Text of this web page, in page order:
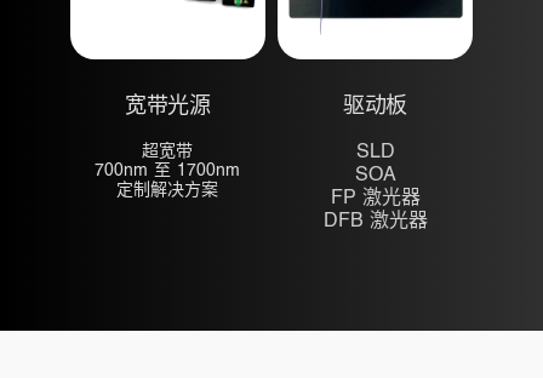
宽带光源
超宽带
700nm 至 1700nm
定制解决方案
驱动板
SLD
SOA
FP 激光器
DFB 激光器